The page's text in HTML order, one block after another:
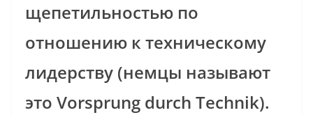
щепетильностью по
отношению к техническому
лидерству (немцы называют
это Vorsprung durch Technik).